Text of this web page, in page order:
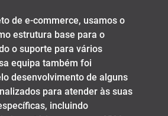
de e-commerce, usamos o
estrutura base para o
o suporte para vários
equipa também foi
desenvolvimento de alguns
para atender às suas
incluindo